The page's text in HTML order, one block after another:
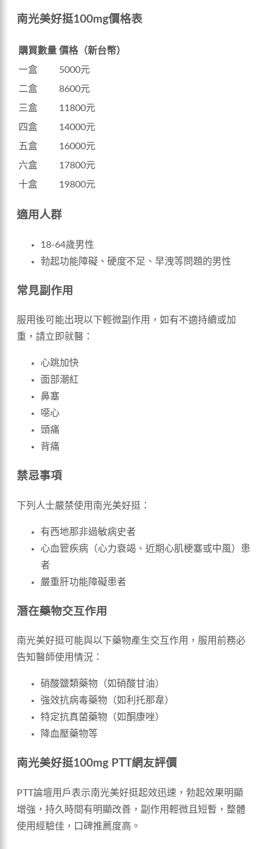
南光美好挺100mg價格表
購買數量 價格（新台幣）
一盒
5000元
二盒
8600元
三盒
11800元
四盒
14000元
五盒
16000元
六盒
17800元
十盒
19800元
適用人群
18-64歲男性
勃起功能障礙、硬度不足、早洩等問題的男性
常見副作用
服用後可能出現以下輕微副作用，如有不適持續或加
重，請立即就醫：
心跳加快
面部潮紅
鼻塞
噁心
頭痛
背痛
禁忌事項
下列人士嚴禁使用南光美好挺：
有西地那非過敏病史者
心血管疾病（心力衰竭、近期心肌梗塞或中風）患
者
嚴重肝功能障礙患者
潛在藥物交互作用
南光美好挺可能與以下藥物產生交互作用，服用前務必
告知醫師使用情況：
硝酸鹽類藥物（如硝酸甘油）
強效抗病毒藥物（如利托那韋）
特定抗真菌藥物（如酮康唑）
降血壓藥物等
南光美好挺100mg PTT網友評價
PTT論壇用戶表示南光美好挺起效迅速，勃起效果明顯
增強，持久時間有明顯改善，副作用輕微且短暫，整體
使用經驗佳，口碑推薦度高。